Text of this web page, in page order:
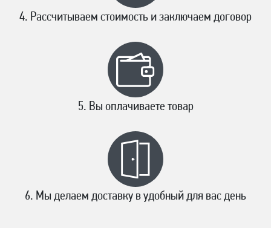
Рассчитываем стоимость и заключаем договор
Вы оплачиваете товар
Мы делаем доставку в удобный для вас день